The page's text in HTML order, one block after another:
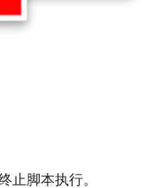
止脚本执行。